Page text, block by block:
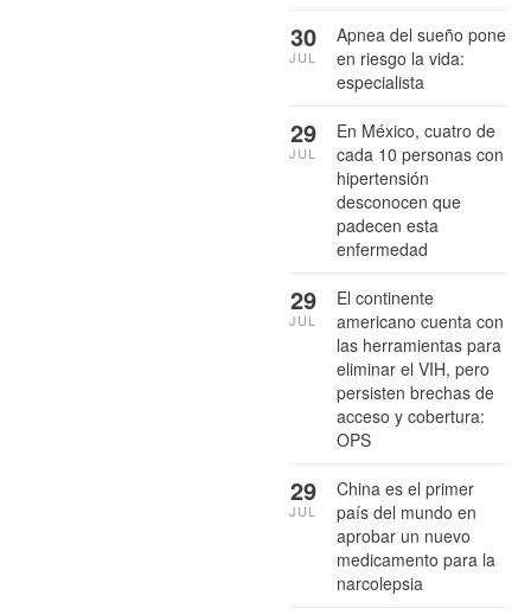
Apnea del sueño pone
en riesgo la vida:
especialista
30
JUL
En México, cuatro de
cada 10 personas con
hipertensión
desconocen que
padecen esta
enfermedad
29
JUL
El continente
americano cuenta con
las herramientas para
eliminar el VIH, pero
persisten brechas de
acceso y cobertura:
OPS
29
JUL
China es el primer
país del mundo en
aprobar un nuevo
medicamento para la
narcolepsia
29
JUL